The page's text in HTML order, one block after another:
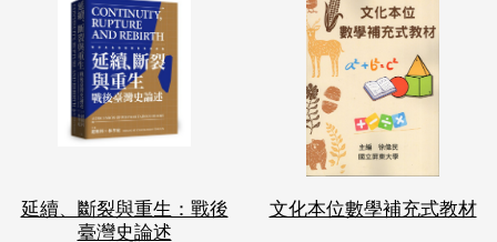
延續、斷裂與重生：戰後
臺灣史論述
文化本位數學補充式教材